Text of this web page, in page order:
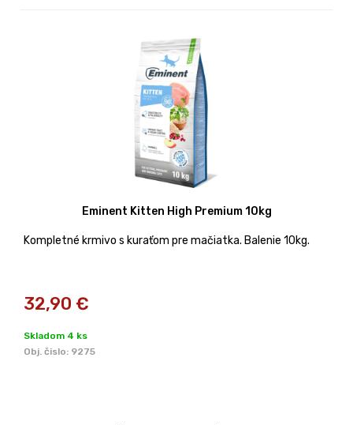
Eminent Kitten High Premium 10kg
Kompletné krmivo s kuraťom pre mačiatka. Balenie 10kg.
32,90 €
Skladom 4 ks
Obj. čislo: 9275